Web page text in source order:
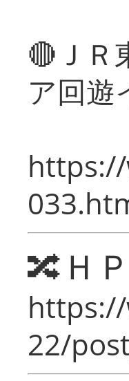
🔴ＪＲ
ア回遊
🔀Ｈ
22/